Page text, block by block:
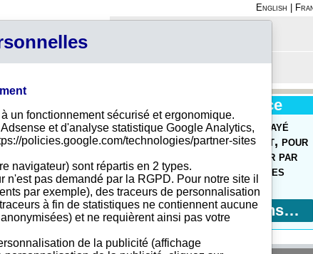
English
Nouveau Service
Découvrez le Forfait Prépayé
Pour commander facilement, pour
des prix réduits, pour payer par
virement bancaire, 10 devises
acceptées !
Plus d'informations…
un fonctionnement sécurisé et ergonomique.
et d'analyse statistique Google Analytics,
policies.google.com/technologies/partner-sites
navigateur) sont répartis en 2 types.
pas demandé par la RGPD. Pour notre site il
par exemple), des traceurs de personnalisation
à fin de statistiques ne contiennent aucune
et ne requièrent ainsi pas votre
de la publicité (affichage